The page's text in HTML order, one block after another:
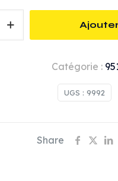
UGS : 9992
Catégorie :
Share